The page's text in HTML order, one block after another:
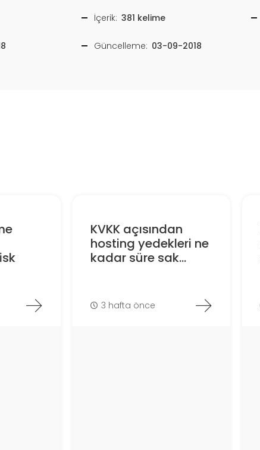
İçerik: 381 kelime
Güncelleme: 03-09-2018
KVKK açısından
hosting yedekleri ne
kadar süre sak...
3 hafta önce